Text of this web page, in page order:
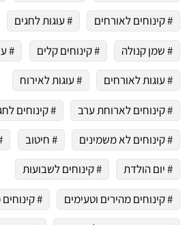
# קינוחים לאורחים
# עוגות לחגים
# שמן קנולה
# קינוחים קלים
#
# עוגות לאורחים
# עוגות לאירוח
# קינוחים לארוחת ערב
# קינוחים
# קינוחים לא משמינים
# חיטוב
# יום הולדת
# קינוחים לשבועות
# קינוחים מהירים וטעימים
#